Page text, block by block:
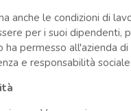
anche le condizioni di
per i suoi dipendenti,
permesso all'azienda
e responsabilità sociale.